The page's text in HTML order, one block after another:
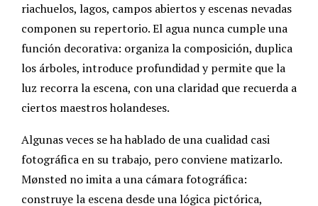
riachuelos, lagos, campos abiertos y escenas nevadas
componen su repertorio. El agua nunca cumple una
función decorativa: organiza la composición, duplica
los árboles, introduce profundidad y permite que la
luz recorra la escena, con una claridad que recuerda a
ciertos maestros holandeses.
Algunas veces se ha hablado de una cualidad casi
fotográfica en su trabajo, pero conviene matizarlo.
Mønsted no imita a una cámara fotográfica:
construye la escena desde una lógica pictórica,